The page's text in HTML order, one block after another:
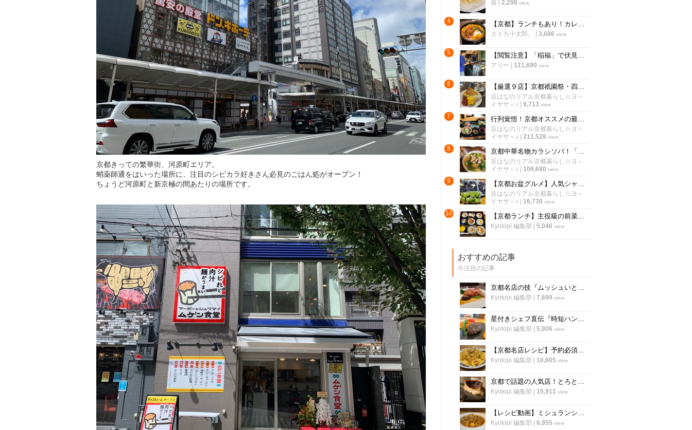
京都きっての繁華街、河原町エリア。
蛸薬師通をはいった場所に、注目のシビカラ好きさん必見のごはん処がオープン！
ちょうど河原町と新京極の間あたりの場所です。
葵 2,296 view
4 【京都】ランチもあり！カレーやスパイスが効いたアテ、九州料理が揃う「aoBaru」
スイカ小太郎。 3,686 view
5 【閲覧注意】「稲福」で伏見稲荷名物のすずめの丸焼きを食べてきた！【名物】
アリー 111,690 view
6 【厳選９店】京都祇園祭・四条烏丸界隈のオススメ朝食☆老舗喫茶～おばんざい～野菜ビュッフェ
豆はなのリアル京都暮らし☆ヨ～
イヤサ～♪
9,713 view
7 行列覚悟！京都オススメの最強コスパで有名なランチ「厳選６店舗」【保存版】
豆はなのリアル京都暮らし☆ヨ～
イヤサ～♪
211,528 view
8 京都中華名物カラシソバ！「厳選５店」病みつきになる老舗の味【徹底比較】
豆はなのリアル京都暮らし☆ヨ～
イヤサ～♪
106,680 view
9 【京都お盆グルメ】人気シャインマスカットに行列☆京都市内穴場ぶどう名産地「竹村農園」
豆はなのリアル京都暮らし☆ヨ～
イヤサ～♪
16,730 view
10 【京都ランチ】主役級の前菜＋選べるメインで2800円〜 評判の新店中国料理「春花秋実」
Kyotopi 編集部 5,046 view
おすすめの記事
今注目の記事
京都名店の技『ムッシュいとう』の総料理長直伝「チキンステーキ」の焼き方
Kyotopi 編集部 7,699 view
星付きシェフ直伝『時短ハンバーグ』の作り方！”合わせ調味料”が決め手！フランス料理「レーヌ デ プレ」
Kyotopi 編集部 5,906 view
【京都名店レシピ】予約必須店「秋華」直伝 、パラパラ鮭のチャーハン！超簡単！
Kyotopi 編集部 10,605 view
京都で話題の人気店！とろとろ濃厚バスクチーズケーキの作り方〜「フォーチュンガーデン京都」
Kyotopi 編集部 15,911 view
【レシピ動画】ミシュランシェフ直伝レシピ！絶品、麻婆豆腐の作り方『中国料理 菜格』
Kyotopi 編集部 6,955 view